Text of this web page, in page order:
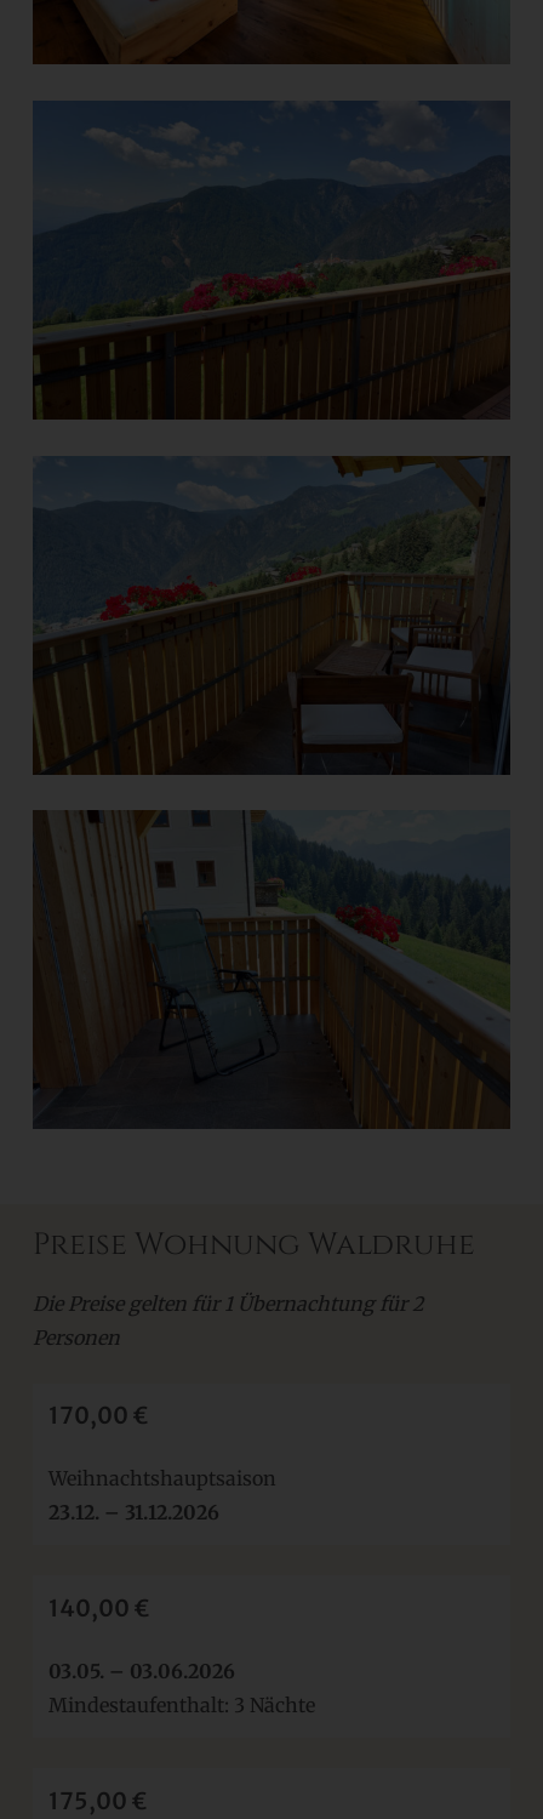
Preise Wohnung Waldruhe
Die Preise gelten für 1 Übernachtung für 2
Personen
170,00 €
Weihnachtshauptsaison
23.12. – 31.12.2026
140,00 €
03.05. – 03.06.2026
Mindestaufenthalt: 3 Nächte
175,00 €